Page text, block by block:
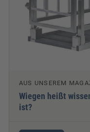
AUS UNSEREM
Wiegen heißt
ist?